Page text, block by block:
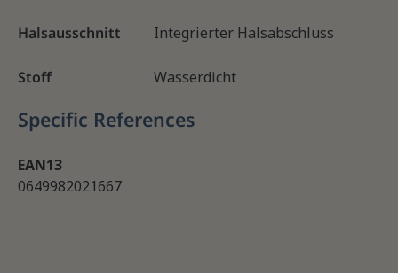
Halsausschnitt Integrierter Halsabschluss
Stoff Wasserdicht
Specific References
EAN13
0649982021667